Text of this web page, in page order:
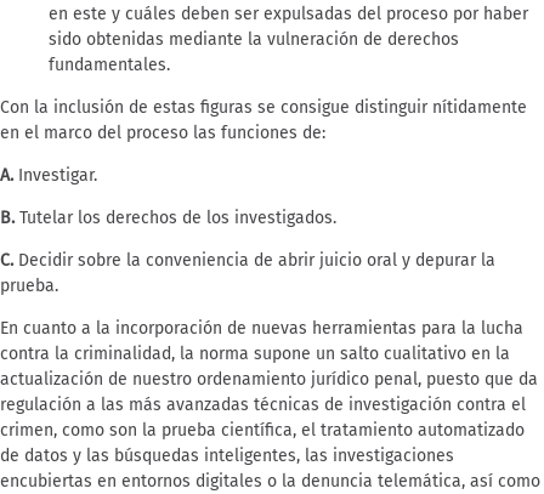
en este y cuáles deben ser expulsadas del proceso por haber
sido obtenidas mediante la vulneración de derechos
fundamentales.
Con la inclusión de estas figuras se consigue distinguir nítidamente
en el marco del proceso las funciones de:
A.Investigar.
B.Tutelar los derechos de los investigados.
C. Decidir sobre la conveniencia de abrir juicio oral y depurar la
prueba.
En cuanto a la incorporación de nuevas herramientas para la lucha
contra la criminalidad, la norma supone un salto cualitativo en la
actualización de nuestro ordenamiento jurídico penal, puesto que da
regulación a las más avanzadas técnicas de investigación contra el
crimen, como son la prueba científica, el tratamiento automatizado
de datos y las búsquedas inteligentes, las investigaciones
encubiertas en entornos digitales o la denuncia telemática, así como